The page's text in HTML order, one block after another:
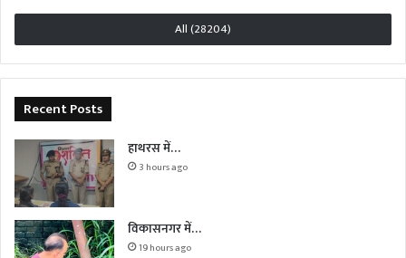
All (28204)
Recent Posts
हाथरस में…
3 hours ago
विकासनगर में…
19 hours ago